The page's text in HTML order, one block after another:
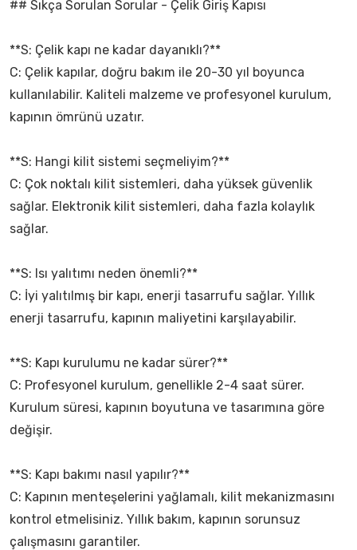
## Sıkça Sorulan Sorular - Çelik Giriş Kapısı
**S: Çelik kapı ne kadar dayanıklı?**
C: Çelik kapılar, doğru bakım ile 20-30 yıl boyunca
kullanılabilir. Kaliteli malzeme ve profesyonel kurulum,
kapının ömrünü uzatır.
**S: Hangi kilit sistemi seçmeliyim?**
C: Çok noktalı kilit sistemleri, daha yüksek güvenlik
sağlar. Elektronik kilit sistemleri, daha fazla kolaylık
sağlar.
**S: Isı yalıtımı neden önemli?**
C: İyi yalıtılmış bir kapı, enerji tasarrufu sağlar. Yıllık
enerji tasarrufu, kapının maliyetini karşılayabilir.
**S: Kapı kurulumu ne kadar sürer?**
C: Profesyonel kurulum, genellikle 2-4 saat sürer.
Kurulum süresi, kapının boyutuna ve tasarımına göre
değişir.
**S: Kapı bakımı nasıl yapılır?**
C: Kapının menteşelerini yağlamalı, kilit mekanizmasını
kontrol etmelisiniz. Yıllık bakım, kapının sorunsuz
çalışmasını garantiler.